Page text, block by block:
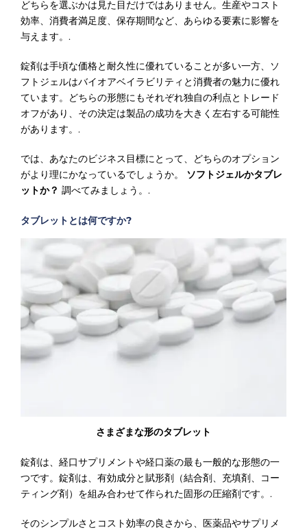
どちらを選ぶかは見た目だけではありません。生産やコスト
効率、消費者満足度、保存期間など、あらゆる要素に影響を
与えます。.
錠剤は手頃な価格と耐久性に優れていることが多い一方、ソ
フトジェルはバイオアベイラビリティと消費者の魅力に優れ
ています。どちらの形態にもそれぞれ独自の利点とトレード
オフがあり、その決定は製品の成功を大きく左右する可能性
があります。.
では、あなたのビジネス目標にとって、どちらのオプション
がより理にかなっているでしょうか。 ソフトジェルかタブレ
ットか？ 調べてみましょう。.
タブレットとは何ですか?
さまざまな形のタブレット
錠剤は、経口サプリメントや経口薬の最も一般的な形態の一
つです。錠剤は、有効成分と賦形剤（結合剤、充填剤、コー
ティング剤）を組み合わせて作られた固形の圧縮剤です。.
そのシンプルさとコスト効率の良さから、医薬品やサプリメ